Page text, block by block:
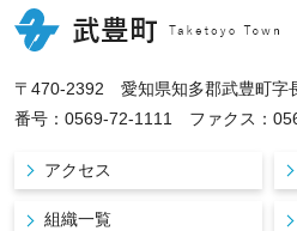
〒470-2392 愛知県知多郡武豊町字
番号：0569-72-1111 ファクス：
アクセス
組織一覧